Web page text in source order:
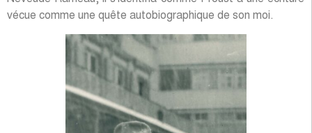
vécue comme une quête autobiographique de son moi.